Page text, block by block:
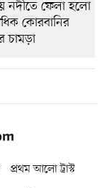
প্রথম আলো ট্রাস্ট